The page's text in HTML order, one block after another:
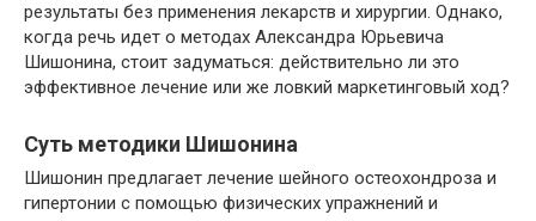
результаты без применения лекарств и хирургии. Однако,
когда речь идет о методах Александра Юрьевича
Шишонина, стоит задуматься: действительно ли это
эффективное лечение или же ловкий маркетинговый ход?
Суть методики Шишонина
Шишонин предлагает лечение шейного остеохондроза и
гипертонии с помощью физических упражнений и